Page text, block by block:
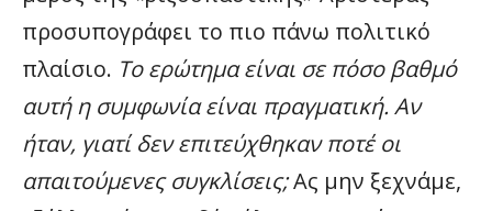
προσυπογράφει το πιο πάνω πολιτικό
πλαίσιο. Το ερώτημα είναι σε πόσο βαθμό
αυτή η συμφωνία είναι πραγματική. Αν
ήταν, γιατί δεν επιτεύχθηκαν ποτέ οι
απαιτούμενες συγκλίσεις;Ας μην ξεχνάμε,